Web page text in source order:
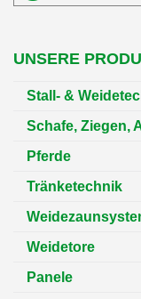
UNSERE
Stall- &
Schafe, Ziegen,
Pferde
Tränketechnik
Weidetore
Panele